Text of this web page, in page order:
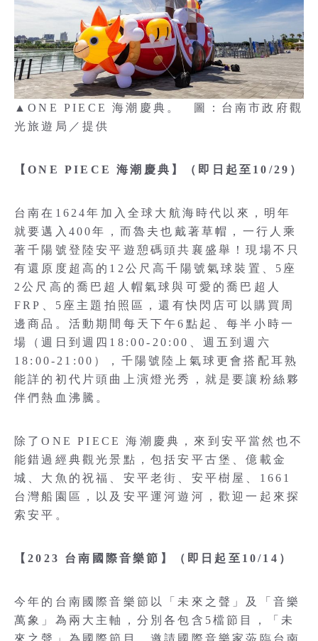
▲ONE PIECE 海潮慶典。 圖：台南市政府觀
光旅遊局／提供
【ONE PIECE 海潮慶典】（即日起至10/29）
台南在1624年加入全球大航海時代以來，明年
就要邁入400年，而魯夫也戴著草帽，一行人乘
著千陽號登陸安平遊憩碼頭共襄盛舉！現場不只
有還原度超高的12公尺高千陽號氣球裝置、5座
2公尺高的喬巴超人帽氣球與可愛的喬巴超人
FRP、5座主題拍照區，還有快閃店可以購買周
邊商品。活動期間每天下午6點起、每半小時一
場（週日到週四18:00-20:00、週五到週六
18:00-21:00），千陽號陸上氣球更會搭配耳熟
能詳的初代片頭曲上演燈光秀，就是要讓粉絲夥
伴們熱血沸騰。
除了ONE PIECE 海潮慶典，來到安平當然也不
能錯過經典觀光景點，包括安平古堡、億載金
城、大魚的祝福、安平老街、安平樹屋、1661
台灣船園區，以及安平運河遊河，歡迎一起來探
索安平。
【2023 台南國際音樂節】（即日起至10/14）
今年的台南國際音樂節以「未來之聲」及「音樂
萬象」為兩大主軸，分別各包含5檔節目，「未